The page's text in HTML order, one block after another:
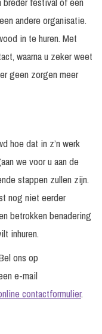
andere organisatie.
in te huren. Met
waarna u zeker weet
geen zorgen meer
hoe dat in z’n werk
we voor u aan de
stappen zullen zijn.
nog niet eerder
betrokken benadering
inhuren.
ons op
e-mail
contactformulier.